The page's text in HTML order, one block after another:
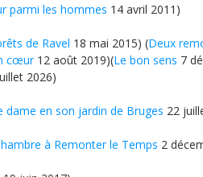
parmi les hommes 14 avril 2011)
de Ravel 18 mai 2015) (Deux
cœur12 août 2019)(Le bon sens 7
2026)
dame en son jardin de Bruges 22
à Remonter le Temps 2